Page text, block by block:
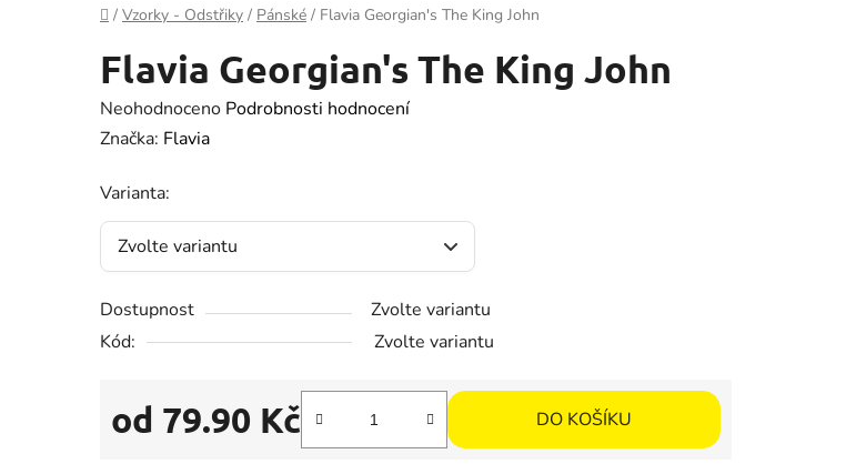
Domů
/ Vzorky - Odstřiky / Pánské / Flavia Georgian's The King John
Flavia Georgian's The King John
Průměrné
hodnocení
je
0.0
hvězdiček.
Neohodnoceno Podrobnosti hodnocení
Značka: Flavia
Varianta:
Dostupnost
Zvolte variantu
Kód:
Zvolte variantu
od 79.90 Kč DO KOŠÍKU